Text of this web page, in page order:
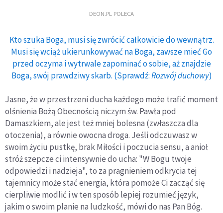
DEON.PL POLECA
Kto szuka Boga, musi się zwrócić całkowicie do wewnątrz.
Musi się wciąż ukierunkowywać na Boga, zawsze mieć Go
przed oczyma i wytrwale zapominać o sobie, aż znajdzie
Boga, swój prawdziwy skarb. (Sprawdź:Rozwój duchowy)
Jasne, że w przestrzeni ducha każdego może trafić moment
olśnienia Bożą Obecnością niczym św. Pawła pod
Damaszkiem, ale jest też mniej bolesna (zwłaszcza dla
otoczenia), a równie owocna droga. Jeśli odczuwasz w
swoim życiu pustkę, brak Miłości i poczucia sensu, a anioł
stróż szepcze ci intensywnie do ucha: "W Bogu twoje
odpowiedzi i nadzieja", to za pragnieniem odkrycia tej
tajemnicy może stać energia, która pomoże Ci zacząć się
cierpliwie modlić i w ten sposób lepiej rozumieć język,
jakim o swoim planie na ludzkość, mówi do nas Pan Bóg.